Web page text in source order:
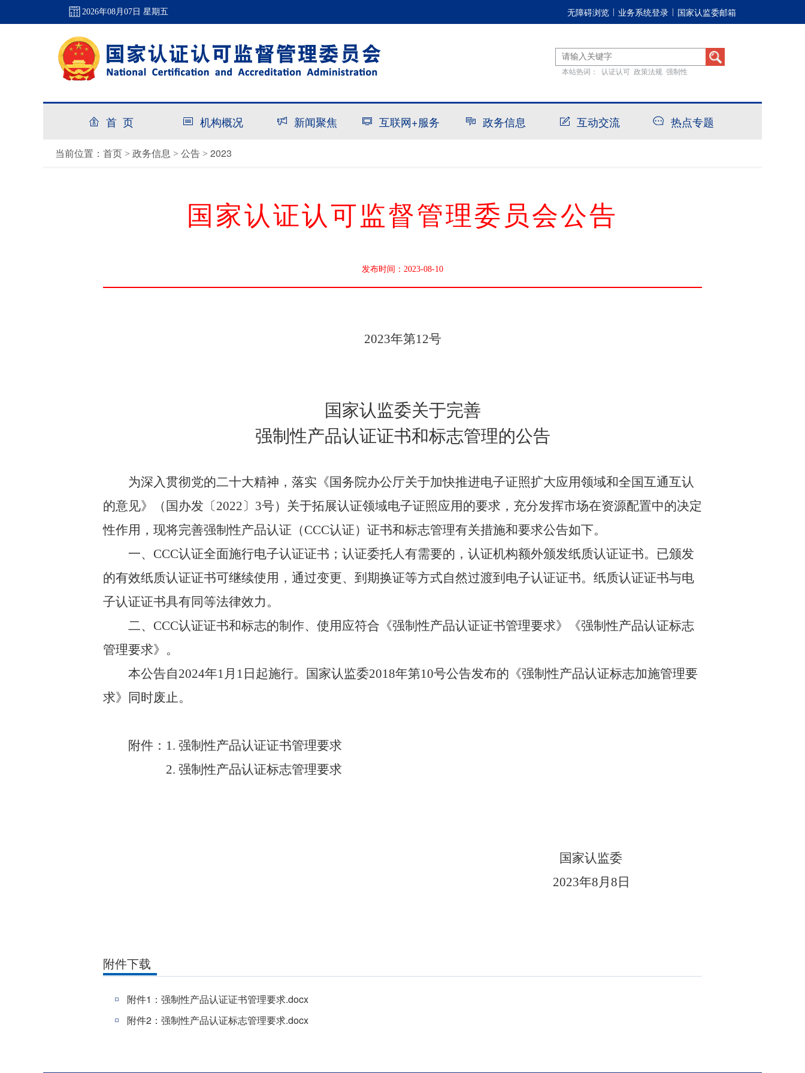
2026年08月07日 星期五 无障碍浏览 业务系统登录 国家认监委邮箱
本站热词： 认证认可 政策法规 强制性
首 页 机构概况 新闻聚焦 互联网+服务 政务信息 互动交流 热点专题
当前位置： 首页 > 政务信息 > 公告 > 2023
国家认证认可监督管理委员会公告
发布时间：2023-08-10
2023年第12号
国家认监委关于完善
强制性产品认证证书和标志管理的公告
为深入贯彻党的二十大精神 ， 落实《国务院办公厅关于加快推进电子证照扩大应用领域和全国互通互认
的意见》（ 国办发〔2022〕 3号）关于拓展认证领域电子证照应用的要求 ， 充分发挥市场在资源配置中的决定
性作用，现将完善强制性产品认证（CCC认证）证书和标志管理有关措施和要求公告如下。
一、 CCC认证全面施行电子认证证书； 认证委托人有需要的，认证机构额外颁发纸质认证证书。已颁发
的有效纸质认证证书可继续使用，通过变更、到期换证等方式自然过渡到电子认证证书。纸质认证证书与电
子认证证书具有同等法律效力。
二、 CCC认证证书和标志的制作、使用应符合 《强制性产品认证证书管理要求》《强制性产品认证标志
管理要求》。
本公告自2024年1月 1 日起施行。国家认监委2018年第10号公告发布的 《强制性产品认证标志加施管理要
求》
同时废止。
附件： 1. 强制性产品认证证书管理要求
2. 强制性产品认证标志管理要求
国家认监委
2023年8月 8 日
附件下载
附件1：强制性产品认证证书管理要求.docx
附件2：强制性产品认证标志管理要求.docx